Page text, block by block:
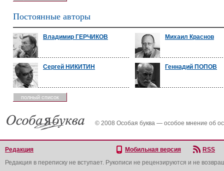
Постоянные авторы
Владимир ГЕРЧИКОВ Михаил Краснов
Сергей НИКИТИН Геннадий ПОПОВ
полный список
© 2008 Особая буква — особое мнение об
Редакция Мобильная версия
RSS
Редакция в переписку не вступает. Рукописи не рецензируются и не